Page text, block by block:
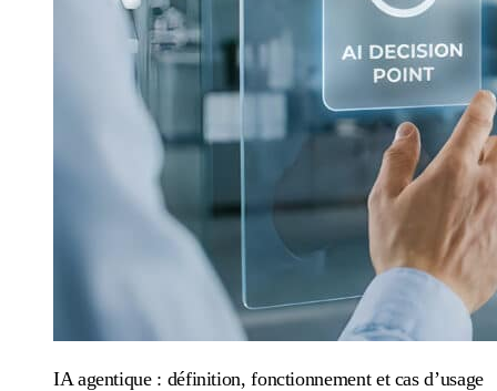
IA agentique : définition, fonctionnement et cas d’usage